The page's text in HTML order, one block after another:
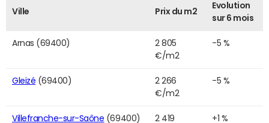
Ville Prix du m2
Evolution
sur 6 mois
Arnas (69400)
2 805
€/m2
-5 %
Gleizé (69400)
2 266
€/m2
-5 %
Villefranche-sur-Saône (69400)
2 419
+1 %